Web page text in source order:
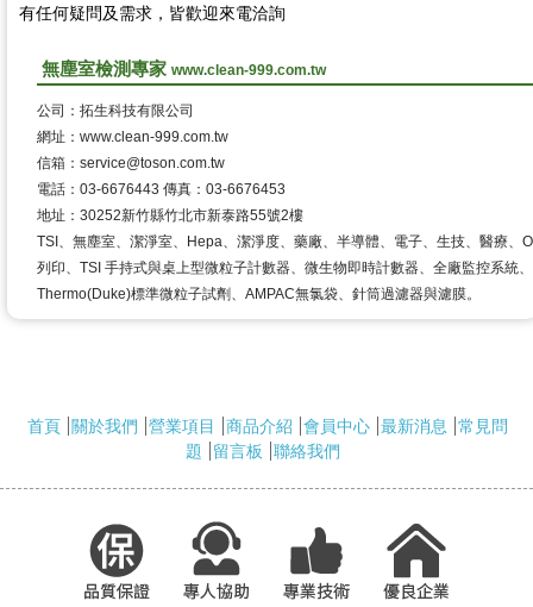
有任何疑問及需求，皆歡迎來電洽詢
無塵室檢測專家 www.clean-999.com.tw
公司：拓生科技有限公司
網址：www.clean-999.com.tw
信箱：service@toson.com.tw
電話：03-6676443 傳真：03-6676453
地址：30252新竹縣竹北市新泰路55號2樓
TSI、無塵室、潔淨室、Hepa、潔淨度、藥廠、半導體、電子、生技、醫療
列印、TSI 手持式與桌上型微粒子計數器、微生物即時計數器、全廠監控系統
Thermo(Duke)標準微粒子試劑、AMPAC無氯袋、針筒過濾器與濾膜。
首頁 關於我們 營業項目 商品介紹 會員中心 最新消息
常見問
題
留言板 聯絡我們